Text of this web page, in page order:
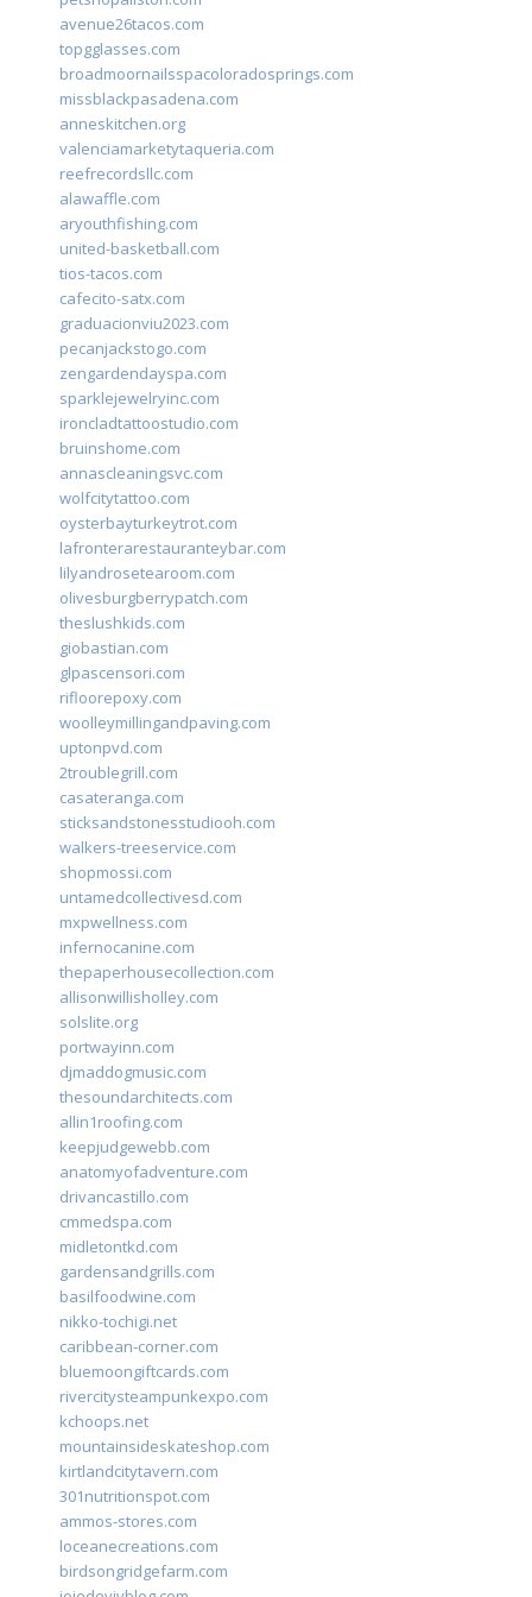
avenue26tacos.com
topgglasses.com
broadmoornailsspacoloradosprings.com
missblackpasadena.com
anneskitchen.org
valenciamarketytaqueria.com
reefrecordsllc.com
alawaffle.com
aryouthfishing.com
united-basketball.com
tios-tacos.com
cafecito-satx.com
graduacionviu2023.com
pecanjackstogo.com
zengardendayspa.com
sparklejewelryinc.com
ironcladtattoostudio.com
bruinshome.com
annascleaningsvc.com
wolfcitytattoo.com
oysterbayturkeytrot.com
lafronterarestauranteybar.com
lilyandrosetearoom.com
olivesburgberrypatch.com
theslushkids.com
giobastian.com
glpascensori.com
rifloorepoxy.com
woolleymillingandpaving.com
uptonpvd.com
2troublegrill.com
casateranga.com
sticksandstonesstudiooh.com
walkers-treeservice.com
shopmossi.com
untamedcollectivesd.com
mxpwellness.com
infernocanine.com
thepaperhousecollection.com
allisonwillisholley.com
solslite.org
portwayinn.com
djmaddogmusic.com
thesoundarchitects.com
allin1roofing.com
keepjudgewebb.com
anatomyofadventure.com
drivancastillo.com
cmmedspa.com
midletontkd.com
gardensandgrills.com
basilfoodwine.com
nikko-tochigi.net
caribbean-corner.com
bluemoongiftcards.com
rivercitysteampunkexpo.com
kchoops.net
mountainsideskateshop.com
kirtlandcitytavern.com
301nutritionspot.com
ammos-stores.com
loceanecreations.com
birdsongridgefarm.com